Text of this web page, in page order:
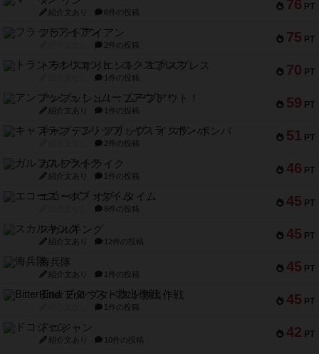
76 PT
紹介文あり 6件の投稿
75 PT
フラットアイアン
2件の投稿
70 PT
トランスオリエント・エクスプレス
1件の投稿
59 PT
アンブッシュ！：ムーブアウト！
紹介文あり 1件の投稿
51 PT
キャプテン・フリップ：イスラ・ボンバ
2件の投稿
46 PT
ガルフストライク
紹介文あり 1件の投稿
45 PT
エコーズ・オブ・タイム
8件の投稿
45 PT
スカルキング
紹介文あり 12件の投稿
45 PT
海兵隊
紹介文あり 1件の投稿
45 PT
Bitter End ブタペスト救出作戦
1件の投稿
42 PT
ドコジャン
紹介文あり 10件の投稿